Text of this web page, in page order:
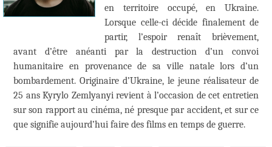
en territoire occupé, en Ukraine.
Lorsque celle-ci décide finalement de
partir, l’espoir renaît brièvement,
avant d’être anéanti par la destruction d’un convoi
humanitaire en provenance de sa ville natale lors d’un
bombardement. Originaire d’Ukraine, le jeune réalisateur de
25 ans Kyrylo Zemlyanyi revient à l’occasion de cet entretien
sur son rapport au cinéma, né presque par accident, et sur ce
que signifie aujourd’hui faire des films en temps de guerre.